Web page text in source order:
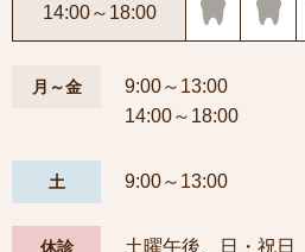
14:00～18:00
月～金
9:00～13:00
14:00～18:00
土 9:00～13:00
休診 土曜午後、日・祝日